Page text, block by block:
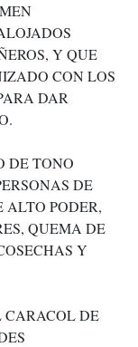
Y QUE
CON LOS
DAR
DE TONO
DE
ALTO PODER,
QUEMA DE
Y
CARACOL DE